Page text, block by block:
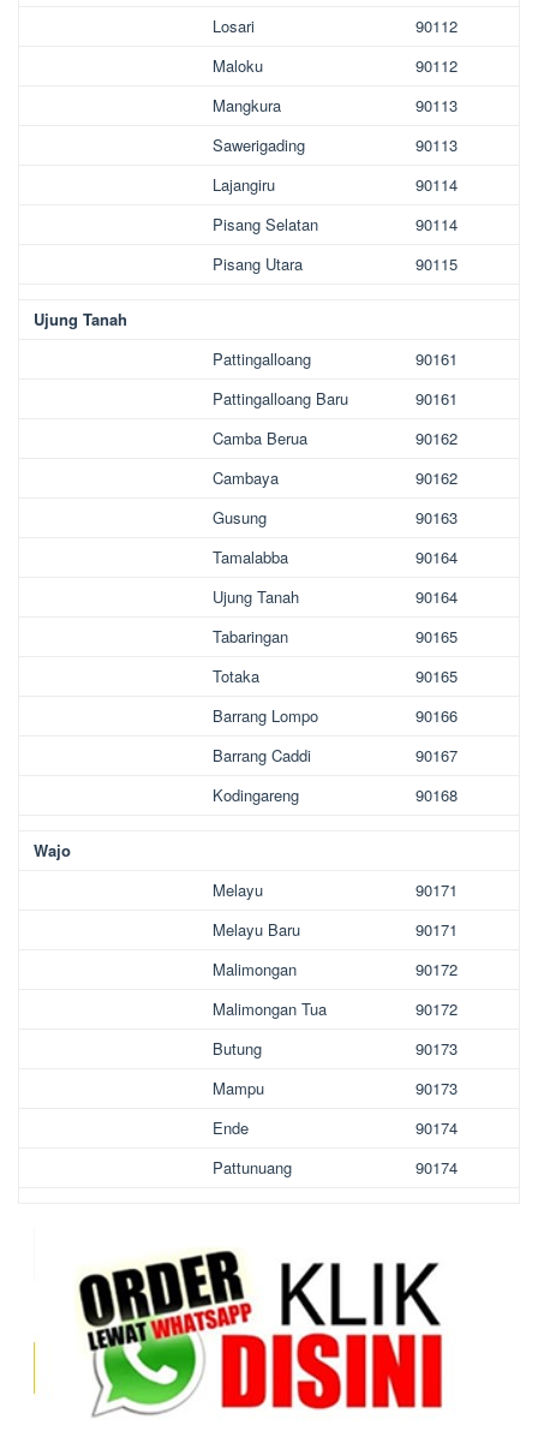
Losari
90112
Maloku
90112
Mangkura
90113
Sawerigading
90113
Lajangiru
90114
Pisang Selatan
90114
Pisang Utara
90115
Ujung Tanah
Pattingalloang
90161
Pattingalloang Baru
90161
Camba Berua
90162
Cambaya
90162
Gusung
90163
Tamalabba
90164
Ujung Tanah
90164
Tabaringan
90165
Totaka
90165
Barrang Lompo
90166
Barrang Caddi
90167
Kodingareng
90168
Wajo
Melayu
90171
Melayu Baru
90171
Malimongan
90172
Malimongan Tua
90172
Butung
90173
Mampu
90173
Ende
90174
Pattunuang
90174